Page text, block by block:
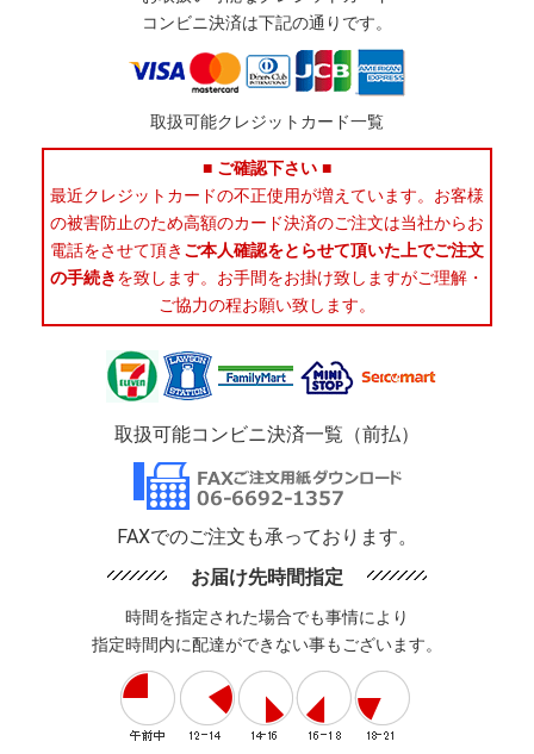
コンビニ決済は下記の通りです。
取扱可能クレジットカード一覧
■ ご確認下さい ■
最近クレジットカードの不正使用が増えています。お客様
の被害防止のため高額のカード決済のご注文は当社からお
電話をさせて頂き ご本人確認をとらせて頂いた上でご注文
の手続きを致します。お手間をお掛け致しますがご理解・
ご協力の程お願い致します。
取扱可能コンビニ決済一覧（前払）
FAXでのご注文も承っております。
お届け先時間指定
時間を指定された場合でも事情により
指定時間内に配達ができない事もございます。